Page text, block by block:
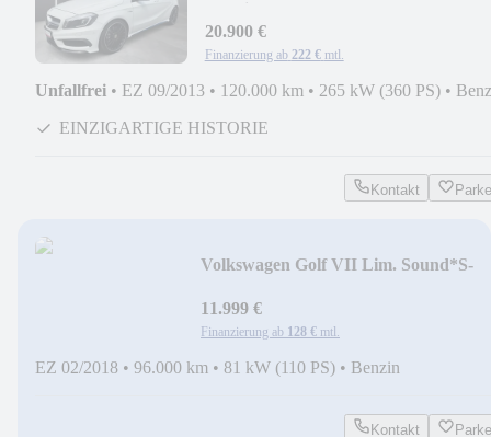
FZ+ABGAS+UNFALLFREI
20.900 €
Finanzierung ab 222 € mtl.
Unfallfrei • EZ 09/2013 • 120.000 km • 265 kW (360 PS) •
EINZIGARTIGE HISTORIE
Kontakt
Volkswagen Golf VII Lim. Sound*S-
11.999 €
Finanzierung ab 128 € mtl.
EZ 02/2018 • 96.000 km • 81 kW (110 PS) • Benzin
Kontakt